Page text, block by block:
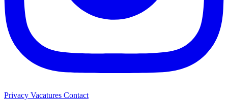
Privacy Vacatures Contact